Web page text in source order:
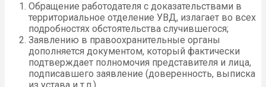
Обращение работодателя с доказательствами в
территориальное отделение УВД, излагает во всех
подробностях обстоятельства случившегося;
Заявлению в правоохранительные органы
дополняется документом, который фактически
подтверждает полномочия представителя и лица,
подписавшего заявление (доверенность, выписка